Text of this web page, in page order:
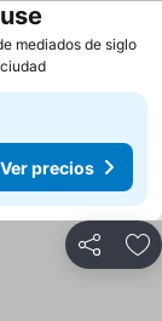
mediados de siglo
Ver precios
Compartir